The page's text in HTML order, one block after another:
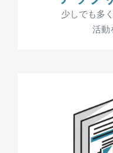
少しでも多
活動